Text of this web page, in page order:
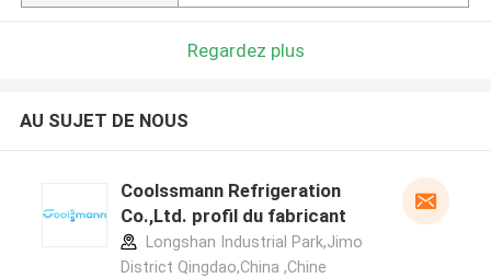
Regardez plus
AU SUJET DE NOUS
Coolssmann Refrigeration
Co.,Ltd. profil du fabricant
Longshan Industrial Park,Jimo
District Qingdao,China ,Chine